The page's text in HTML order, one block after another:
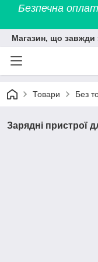
Безпечна
Магазин, що завжди
Товари Без
Зарядні пристрої